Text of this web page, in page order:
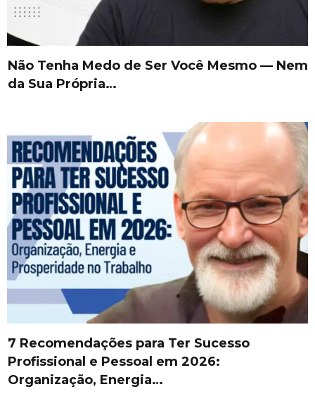
Não Tenha Medo de Ser Você Mesmo — Nem
da Sua Própria…
7 Recomendações para Ter Sucesso
Profissional e Pessoal em 2026:
Organização, Energia…